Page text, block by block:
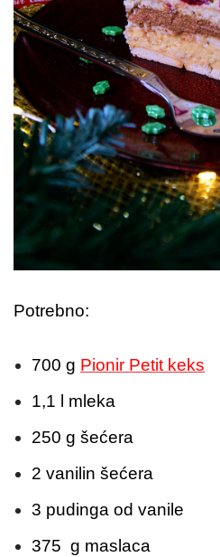
Potrebno:
700 g Pionir Petit keks
1,1 l mleka
250 g šećera
2 vanilin šećera
3 pudinga od vanile
375 g maslaca